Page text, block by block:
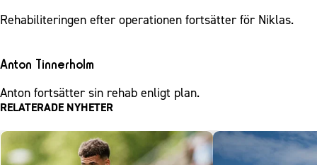
Rehabiliteringen efter operationen fortsätter för Niklas.
Anton Tinnerholm
Anton fortsätter sin rehab enligt plan.
RELATERADE NYHETER